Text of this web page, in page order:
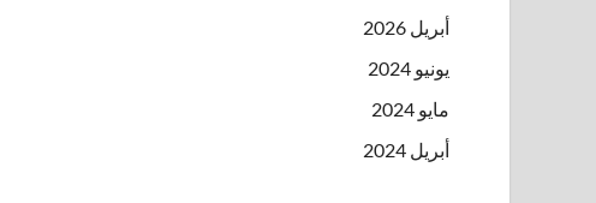
أبريل 2026
يونيو 2024
مايو 2024
أبريل 2024